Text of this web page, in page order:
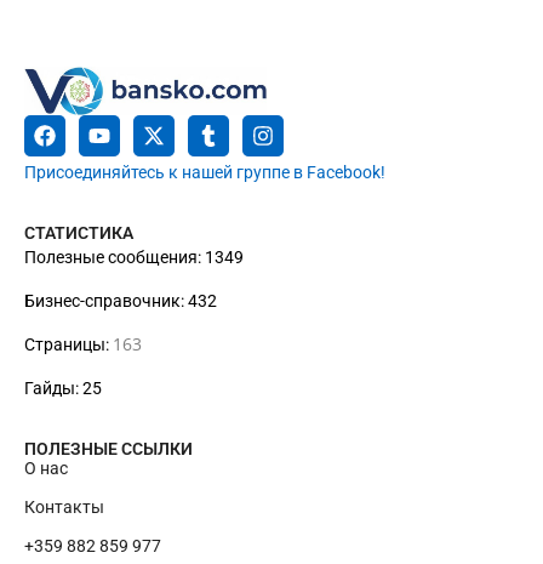
Присоединяйтесь к нашей группе в Facebook!
СТАТИСТИКА
Полезные сообщения: 1349
Бизнес-справочник: 432
Страницы: 163
Гайды: 25
ПОЛЕЗНЫЕ ССЫЛКИ
О нас
Контакты
+359 882 859 977